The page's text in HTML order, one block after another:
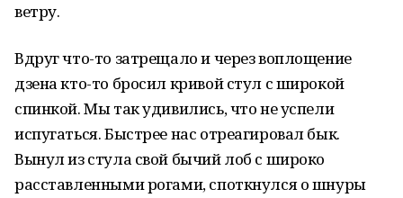
ветру.
Вдруг что-то затрещало и через воплощение
дзена кто-то бросил кривой стул с широкой
спинкой. Мы так удивились, что не успели
испугаться. Быстрее нас отреагировал бык.
Вынул из стула свой бычий лоб с широко
расставленными рогами, споткнулся о шнуры